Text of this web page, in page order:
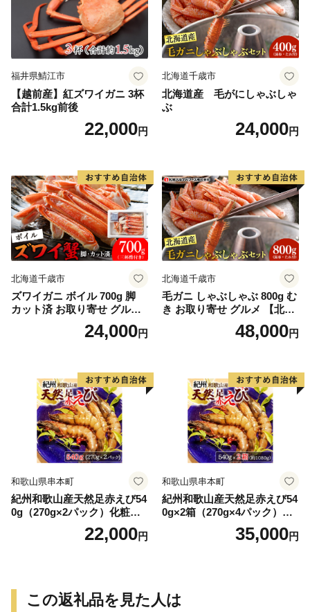
人様に着払いでご負担いただくことになりますので、お
届け先のご住所をご入力いただく際には十分にご注意い
ただいた上でお申込いただきますようよろしくお願い申
し上げます。
お申込み後に、配送先ご住所に誤りや変更がございまし
たら、早急に香美町ふるさと納税サポート室までご連絡
福井県鯖江市
【越前産】紅ズワイガニ 3杯
合計1.5kg前後
22,000円
北海道千歳市
北海道産 毛がにしゃぶしゃ
ぶ
24,000円
北海道千歳市
ズワイガニ ボイル 700g 脚
カット済 お取り寄せ グルメ
【北海道】【札幌バルナバフ
24,000円
北海道千歳市
毛ガニ しゃぶしゃぶ 800g む
き お取り寄せ グルメ 【北海
道】【札幌バルナバフーズ】
48,000円
和歌山県串本町
紀州和歌山産天然足赤えび54
0g（270g×2パック）化粧箱
入 ※2026年12月上旬〜2027
年2月上旬頃順次発送予定
22,000円
和歌山県串本町
紀州和歌山産天然足赤えび54
0g×2箱（270g×4パック）化
粧箱入 ※2026年12月上旬〜2
027年2月上旬頃順次発送予定
ず【uot773A】
35,000円
この返礼品を見た人は